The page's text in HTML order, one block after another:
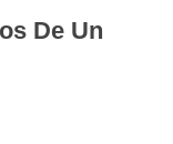
De Un